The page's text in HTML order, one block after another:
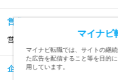
営業
営業・代理店営業・人材コーデ
企画・経営
マイナビ
マイナビ転職では、サイトの継
た広告を配信すること等を目的
用しています。